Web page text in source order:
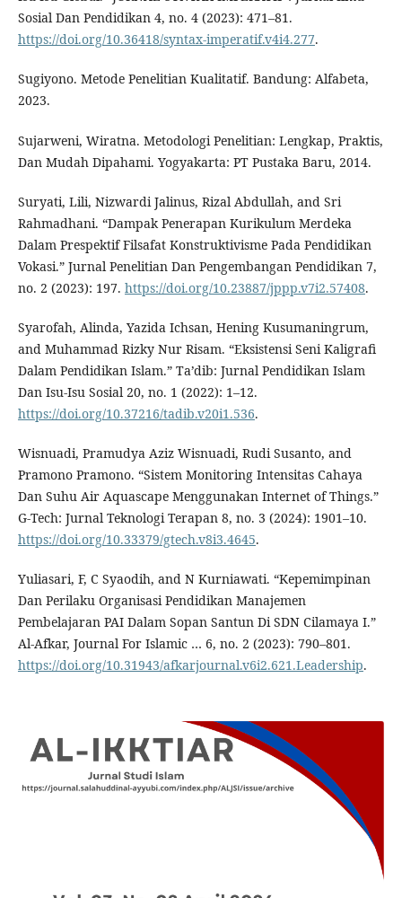
Sosial Dan Pendidikan 4, no. 4 (2023): 471–81.
https://doi.org/10.36418/syntax-imperatif.v4i4.277.
Sugiyono. Metode Penelitian Kualitatif. Bandung: Alfabeta,
2023.
Sujarweni, Wiratna. Metodologi Penelitian: Lengkap, Praktis,
Dan Mudah Dipahami. Yogyakarta: PT Pustaka Baru, 2014.
Suryati, Lili, Nizwardi Jalinus, Rizal Abdullah, and Sri
Rahmadhani. “Dampak Penerapan Kurikulum Merdeka
Dalam Prespektif Filsafat Konstruktivisme Pada Pendidikan
Vokasi.” Jurnal Penelitian Dan Pengembangan Pendidikan 7,
no. 2 (2023): 197. https://doi.org/10.23887/jppp.v7i2.57408.
Syarofah, Alinda, Yazida Ichsan, Hening Kusumaningrum,
and Muhammad Rizky Nur Risam. “Eksistensi Seni Kaligrafi
Dalam Pendidikan Islam.” Ta’dib: Jurnal Pendidikan Islam
Dan Isu-Isu Sosial 20, no. 1 (2022): 1–12.
https://doi.org/10.37216/tadib.v20i1.536.
Wisnuadi, Pramudya Aziz Wisnuadi, Rudi Susanto, and
Pramono Pramono. “Sistem Monitoring Intensitas Cahaya
Dan Suhu Air Aquascape Menggunakan Internet of Things.”
G-Tech: Jurnal Teknologi Terapan 8, no. 3 (2024): 1901–10.
https://doi.org/10.33379/gtech.v8i3.4645.
Yuliasari, F, C Syaodih, and N Kurniawati. “Kepemimpinan
Dan Perilaku Organisasi Pendidikan Manajemen
Pembelajaran PAI Dalam Sopan Santun Di SDN Cilamaya I.”
Al-Afkar, Journal For Islamic … 6, no. 2 (2023): 790–801.
https://doi.org/10.31943/afkarjournal.v6i2.621.Leadership.